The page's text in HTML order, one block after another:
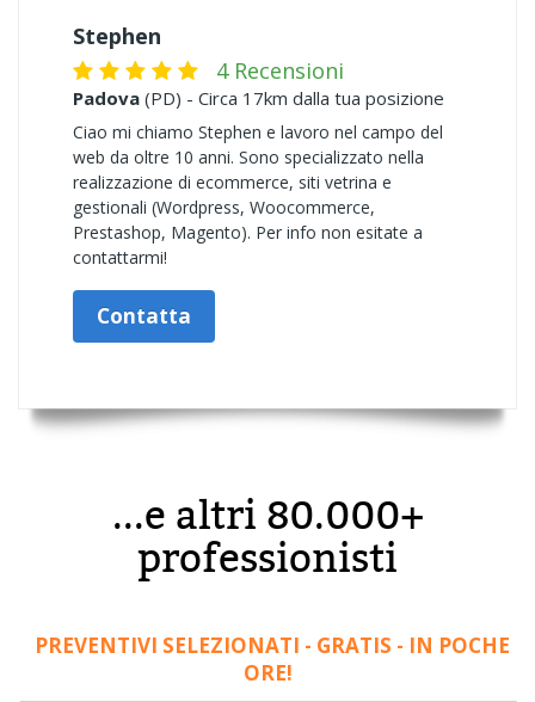
Stephen
4 Recensioni
Padova (PD) - Circa 17km dalla tua posizione
Ciao mi chiamo Stephen e lavoro nel campo del
web da oltre 10 anni. Sono specializzato nella
realizzazione di ecommerce, siti vetrina e
gestionali (Wordpress, Woocommerce,
Prestashop, Magento). Per info non esitate a
contattarmi!
Contatta
...e altri 80.000+
professionisti
PREVENTIVI SELEZIONATI - GRATIS - IN POCHE
ORE!